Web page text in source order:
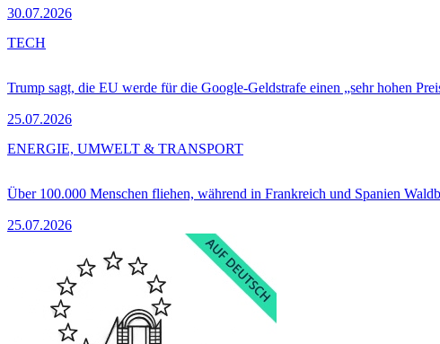
30.07.2026
Trump sagt, die EU werde für die Google-Geldstrafe einen „sehr hohen
25.07.2026
TECH
Über 100.000 Menschen fliehen, während in Frankreich und Spanien
25.07.2026
ENERGIE, UMWELT & TRANSPORT